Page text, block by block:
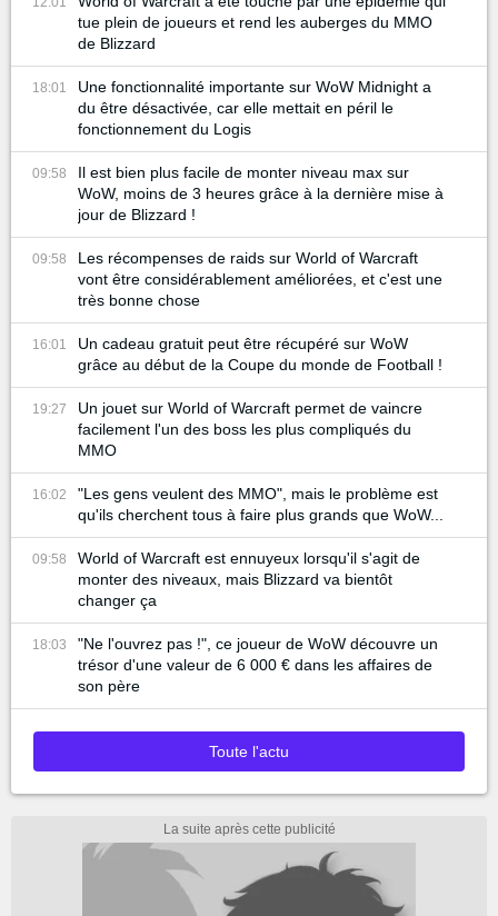
tue plein de joueurs et rend les auberges du MMO
de Blizzard
18:01
Une fonctionnalité importante sur WoW Midnight a
du être désactivée, car elle mettait en péril le
fonctionnement du Logis
09:58
Il est bien plus facile de monter niveau max sur
WoW, moins de 3 heures grâce à la dernière mise à
jour de Blizzard !
09:58
Les récompenses de raids sur World of Warcraft
vont être considérablement améliorées, et c'est une
très bonne chose
16:01
Un cadeau gratuit peut être récupéré sur WoW
grâce au début de la Coupe du monde de Football !
19:27
Un jouet sur World of Warcraft permet de vaincre
facilement l'un des boss les plus compliqués du
MMO
16:02
"Les gens veulent des MMO", mais le problème est
qu'ils cherchent tous à faire plus grands que WoW...
09:58
World of Warcraft est ennuyeux lorsqu'il s'agit de
monter des niveaux, mais Blizzard va bientôt
changer ça
18:03
"Ne l'ouvrez pas !", ce joueur de WoW découvre un
trésor d'une valeur de 6 000 € dans les affaires de
son père
Toute l'actu